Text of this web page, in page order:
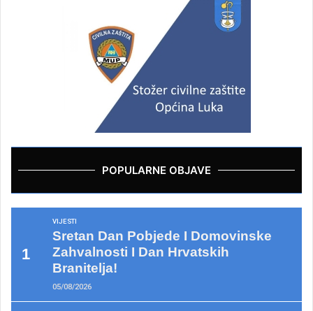
POPULARNE OBJAVE
VIJESTI
Sretan Dan Pobjede I Domovinske
Zahvalnosti I Dan Hrvatskih
Branitelja!
05/08/2026